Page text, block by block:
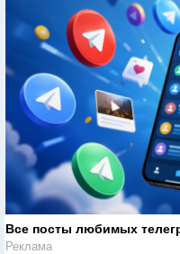
Все посты любимых
Реклама